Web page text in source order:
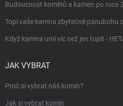
Budoucnost komínů a kamen po roce
Topí vaše kamna zbytečně pánubohu
Když kamna umí víc než jen topit -
JAK VYBRAT
Proč si vybrat náš komín?
Jak si vybrat komín